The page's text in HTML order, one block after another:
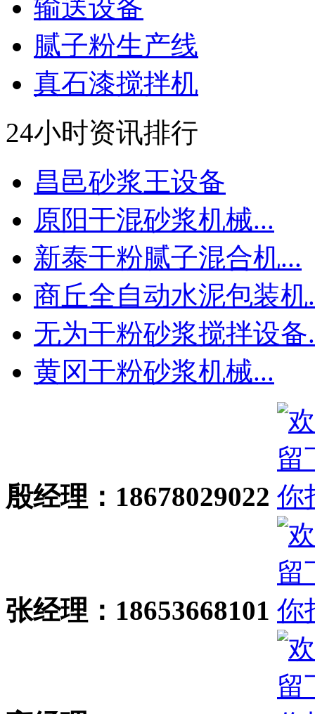
输送设备
腻子粉生产线
真石漆搅拌机
24小时资讯排行
昌邑砂浆王设备
原阳干混砂浆机械...
新泰干粉腻子混合机...
商丘全自动水泥包装机
无为干粉砂浆搅拌设备
黄冈干粉砂浆机械...
殷经理：18678029022
张经理：18653668101